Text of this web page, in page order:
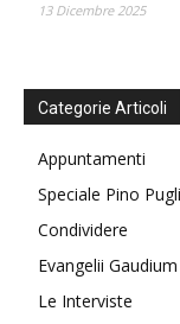
13 Dicembre 2025
Categorie Articoli
Appuntamenti
Speciale Pino
Condividere
Evangelii Gaudium
Le Interviste